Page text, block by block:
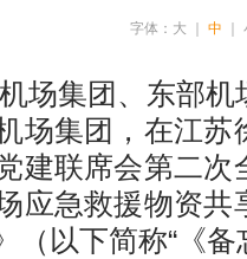
字体： 大 中
集团、东部机
场集团，在江苏
建联席会第二次
应急救援物资共
（以下简称“《备